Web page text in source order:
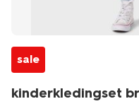
sale
kinderkledingset